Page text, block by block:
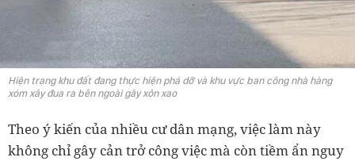
Hiện trạng khu đất đang thực hiện phá dỡ và khu vực ban công nhà hàng
xóm xây đua ra bên ngoài gây xôn xao
Theo ý kiến của nhiều cư dân mạng, việc làm này
không chỉ gây cản trở công việc mà còn tiềm ẩn nguy